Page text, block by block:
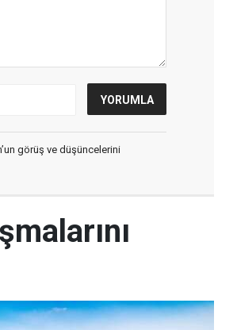
görüş ve düşüncelerini